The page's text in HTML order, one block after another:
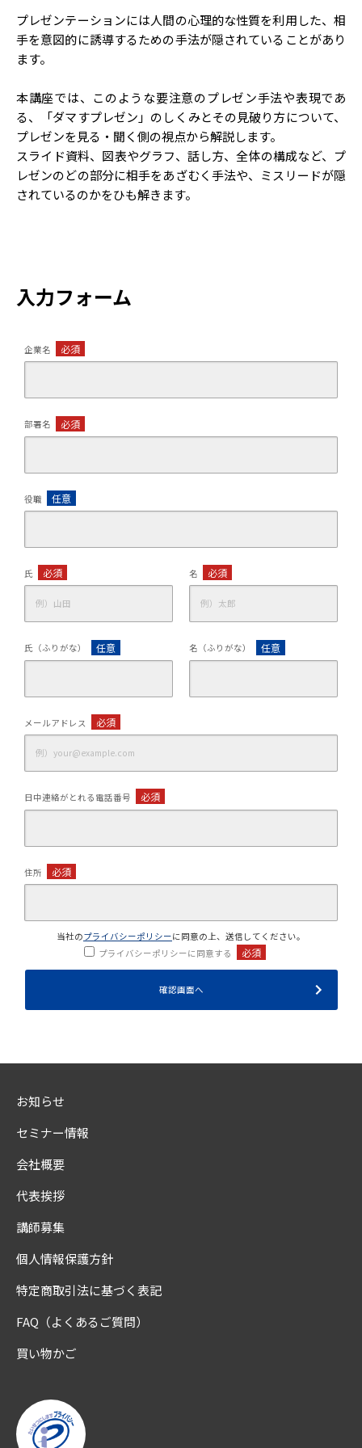
プレゼンテーションには人間の心理的な性質を利用した、相
手を意図的に誘導するための手法が隠されていることがあり
ます。
本講座では、このような要注意のプレゼン手法や表現であ
る、「ダマすプレゼン」のしくみとその見破り方について、
プレゼンを見る・聞く側の視点から解説します。
スライド資料、図表やグラフ、話し方、全体の構成など、プ
レゼンのどの部分に相手をあざむく手法や、ミスリードが隠
されているのかをひも解きます。
入力フォーム
企業名 必須
部署名 必須
役職 任意
氏 必須 名 必須
氏（ふりがな） 任意 名（ふりがな） 任意
メールアドレス 必須
日中連絡がとれる電話番号 必須
住所 必須
当社のプライバシーポリシーに同意の上、送信してください。
プライバシーポリシーに同意する
必須
お知らせ
セミナー情報
会社概要
代表挨拶
講師募集
個人情報保護方針
特定商取引法に基づく表記
FAQ（よくあるご質問）
買い物かご